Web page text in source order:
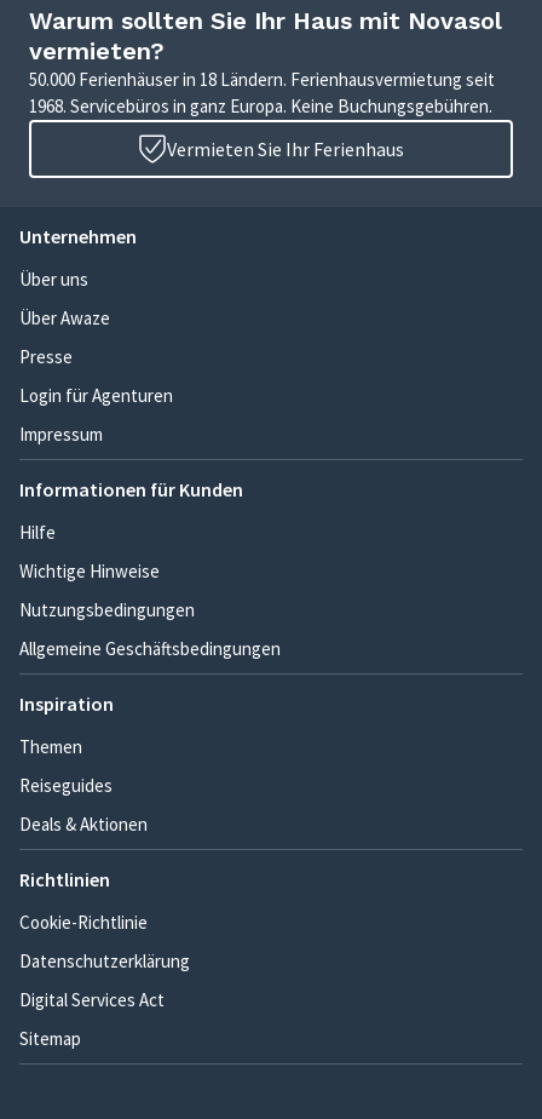
Warum sollten Sie Ihr Haus mit Novasol
vermieten?
50.000 Ferienhäuser in 18 Ländern. Ferienhausvermietung seit
1968. Servicebüros in ganz Europa. Keine Buchungsgebühren.
Vermieten Sie Ihr Ferienhaus
Unternehmen
Über uns
Über Awaze
Presse
Login für Agenturen
Impressum
Informationen für Kunden
Hilfe
Wichtige Hinweise
Nutzungsbedingungen
Allgemeine Geschäftsbedingungen
Inspiration
Themen
Reiseguides
Deals & Aktionen
Richtlinien
Cookie-Richtlinie
Datenschutzerklärung
Digital Services Act
Sitemap